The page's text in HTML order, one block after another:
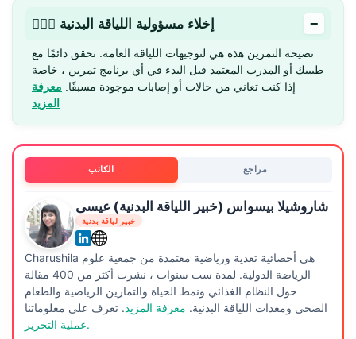
🏋🏻‍♂️ إخلاء مسؤولية اللياقة البدنية −
نصيحة التمرين هذه هي لتوجيهات اللياقة العامة. تحقق دائمًا مع
طبيبك أو المدرب المعتمد قبل البدء في أي برنامج تمرين ، خاصة
إذا كنت تعاني من حالات أو إصابات موجودة مسبقًا. معرفة
المزيد
الكاتب مراجع
شاروشيلا بيسواس (خبير اللياقة البدنية) عيسى
خبير لياقة بدنية
Charushila هي أخصائية تغذية ورياضية معتمدة من جمعية علوم
الرياضة الدولية. لمدة ست سنوات ، نشرت أكثر من 400 مقالة
حول النظام الغذائي ونمط الحياة والتمارين الرياضية والطعام
الصحي ومعدات اللياقة البدنية. معرفة المزيد. تعرف على معلوماتنا
عملية التحرير.